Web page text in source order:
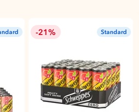
-21% Standard